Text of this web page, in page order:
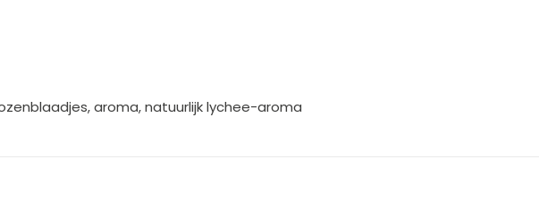
aroma, natuurlijk lychee-aroma